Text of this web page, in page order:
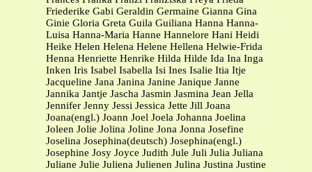
Friederike Gabi Geraldin Germaine Gianna Gina
Ginie Gloria Greta Guila Guiliana Hanna Hanna-
Luisa Hanna-Maria Hanne Hannelore Hani Heidi
Heike Helen Helena Helene Hellena Helwie-Frida
Henna Henriette Henrike Hilda Hilde Ida Ina Inga
Inken Iris Isabel Isabella Isi Ines Isalie Itia Itje
Jacqueline Jana Janina Janine Janique Janne
Jannika Jantje Jascha Jasmin Jasmina Jean Jella
Jennifer Jenny Jessi Jessica Jette Jill Joana
Joana(engl.) Joann Joel Joela Johanna Joelina
Joleen Jolie Jolina Joline Jona Jonna Josefine
Joselina Josephina(deutsch) Josephina(engl.)
Josephine Josy Joyce Judith Jule Juli Julia Juliana
Juliane Julie Juliena Julienen Julina Justina Justine